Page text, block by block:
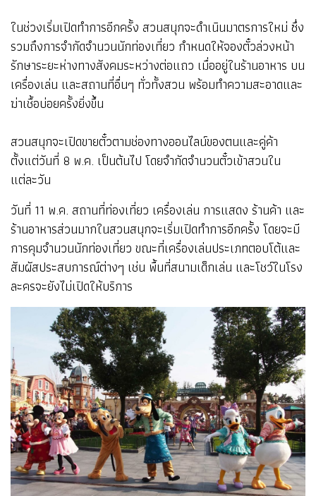
ในช่วงเริ่มเปิดทำการอีกครั้ง สวนสนุกจะดำเนินมาตรการใหม่ ซึ่ง
รวมถึงการจำกัดจำนวนนักท่องเที่ยว กำหนดให้จองตั๋วล่วงหน้า
รักษาระยะห่างทางสังคมระหว่างต่อแถว เมื่ออยู่ในร้านอาหาร บน
เครื่องเล่น และสถานที่อื่นๆ ทั่วทั้งสวน พร้อมทำความสะอาดและ
ฆ่าเชื้อบ่อยครั้งยิ่งขึ้น
สวนสนุกจะเปิดขายตั๋วตามช่องทางออนไลน์ของตนและคู่ค้า
ตั้งแต่วันที่ 8 พ.ค. เป็นต้นไป โดยจำกัดจำนวนตั๋วเข้าสวนใน
แต่ละวัน
วันที่ 11 พ.ค. สถานที่ท่องเที่ยว เครื่องเล่น การแสดง ร้านค้า และ
ร้านอาหารส่วนมากในสวนสนุกจะเริ่มเปิดทำการอีกครั้ง โดยจะมี
การคุมจำนวนนักท่องเที่ยว ขณะที่เครื่องเล่นประเภทตอบโต้และ
สัมผัสประสบการณ์ต่างๆ เช่น พื้นที่สนามเด็กเล่น และโชว์ในโรง
ละครจะยังไม่เปิดให้บริการ